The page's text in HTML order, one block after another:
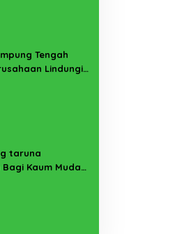
Tengah
Lindungi
taruna
Kaum Muda